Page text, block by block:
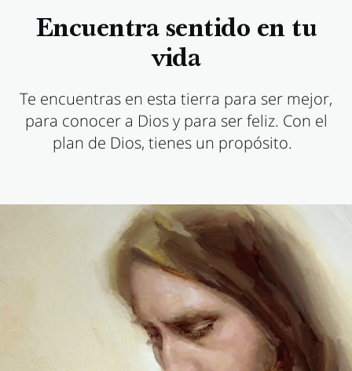
Encuentra sentido en tu
vida
Te encuentras en esta tierra para ser mejor,
para conocer a Dios y para ser feliz. Con el
plan de Dios, tienes un propósito.